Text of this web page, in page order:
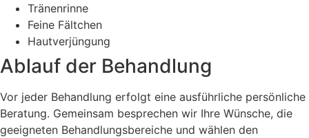
Tränenrinne
Feine Fältchen
Hautverjüngung
Ablauf der Behandlung
Vor jeder Behandlung erfolgt eine ausführliche persönliche
Beratung. Gemeinsam besprechen wir Ihre Wünsche, die
geeigneten Behandlungsbereiche und wählen den